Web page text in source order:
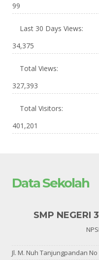
99
Last 30 Days Views:
34,375
Total Views:
327,393
Total Visitors:
401,201
Data Sekolah
SMP NEGERI
Jl. M. Nuh Tanjungpandan No